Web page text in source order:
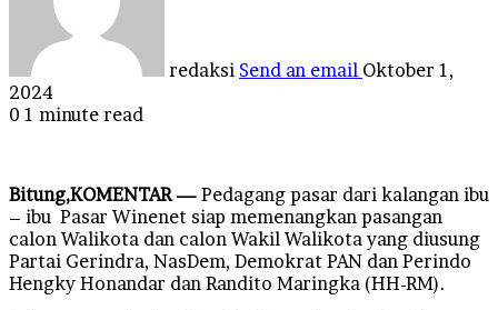
redaksi Send an email Oktober 1,
2024
0 1 minute read
Bitung,KOMENTAR — Pedagang pasar dari kalangan ibu
– ibu Pasar Winenet siap memenangkan pasangan
calon Walikota dan calon Wakil Walikota yang diusung
Partai Gerindra, NasDem, Demokrat PAN dan Perindo
Hengky Honandar dan Randito Maringka (HH-RM).